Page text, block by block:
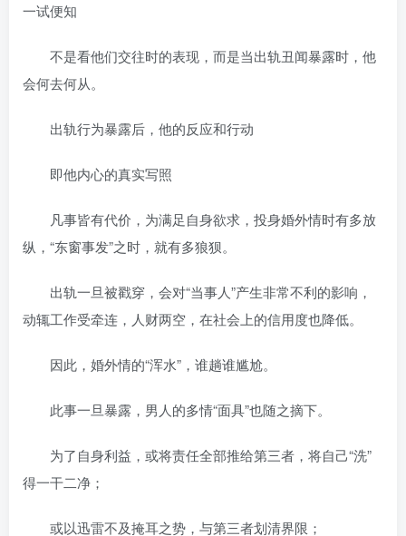
一试便知
不是看他们交往时的表现，而是当出轨丑闻暴露时，他
会何去何从。
出轨行为暴露后，他的反应和行动
即他内心的真实写照
凡事皆有代价，为满足自身欲求，投身婚外情时有多放
纵，“东窗事发”之时，就有多狼狈。
出轨一旦被戳穿，会对“当事人”产生非常不利的影响，
动辄工作受牵连，人财两空，在社会上的信用度也降低。
因此，婚外情的“浑水”，谁趟谁尴尬。
此事一旦暴露，男人的多情“面具”也随之摘下。
为了自身利益，或将责任全部推给第三者，将自己“洗”
得一干二净；
或以迅雷不及掩耳之势，与第三者划清界限；